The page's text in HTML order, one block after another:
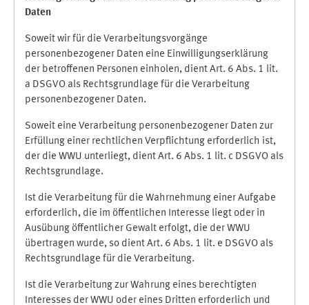
Daten
Soweit wir für die Verarbeitungsvorgänge
personenbezogener Daten eine Einwilligungserklärung
der betroffenen Personen einholen, dient Art. 6 Abs. 1 lit.
a DSGVO als Rechtsgrundlage für die Verarbeitung
personenbezogener Daten.
Soweit eine Verarbeitung personenbezogener Daten zur
Erfüllung einer rechtlichen Verpflichtung erforderlich ist,
der die WWU unterliegt, dient Art. 6 Abs. 1 lit. c DSGVO als
Rechtsgrundlage.
Ist die Verarbeitung für die Wahrnehmung einer Aufgabe
erforderlich, die im öffentlichen Interesse liegt oder in
Ausübung öffentlicher Gewalt erfolgt, die der WWU
übertragen wurde, so dient Art. 6 Abs. 1 lit. e DSGVO als
Rechtsgrundlage für die Verarbeitung.
Ist die Verarbeitung zur Wahrung eines berechtigten
Interesses der WWU oder eines Dritten erforderlich und